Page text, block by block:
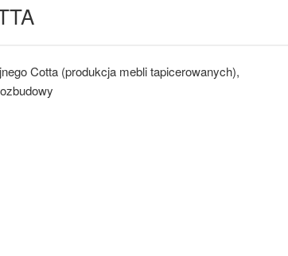
Cotta (produkcja mebli tapicerowanych),